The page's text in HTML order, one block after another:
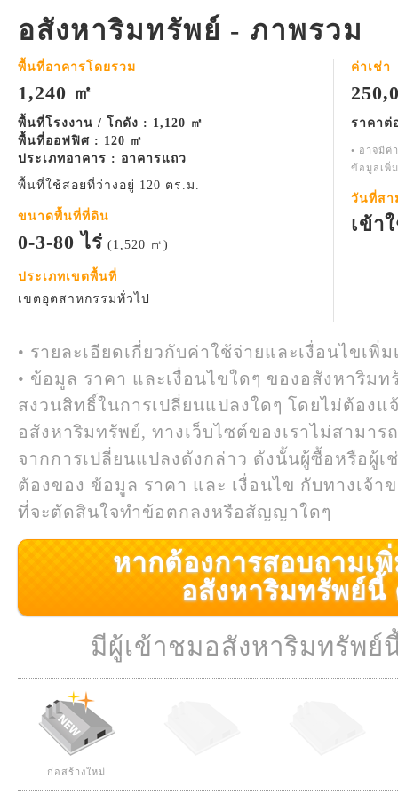
อสังหาริมทรัพย์ - ภาพรวม
พื้นที่อาคารโดยรวม
1,240 ㎡
พื้นที่โรงงาน / โกดัง : 1,120 ㎡
พื้นที่ออฟฟิศ : 120 ㎡
ประเภทอาคาร : อาคารแถว
พื้นที่ใช้สอยที่ว่างอยู่ 120 ตร.ม.
ขนาดพื้นที่ที่ดิน
0-3-80 ไร่ (1,520 ㎡)
ประเภทเขตพื้นที่
เขตอุตสาหกรรมทั่วไป
ค่าเช่า
ราคาต่
• อาจมีค่
ข้อมูลเพิ่
วันที่สา
เข้า
• รายละเอียดเกี่ยวกับค่าใช้จ่ายและเงื่อนไขเ
• ข้อมูล ราคา และเงื่อนไขใดๆ ของอสังหาริม
สงวนสิทธิ์ในการเปลี่ยนแปลงใดๆ โดยไม่ต้องแ
อสังหาริมทรัพย์, ทางเว็บไซต์ของเราไม่สามา
จากการเปลี่ยนแปลงดังกล่าว ดังนั้นผู้ซื้อหรือผู้
ต้องของ ข้อมูล ราคา และ เงื่อนไข กับทางเจ้
ที่จะตัดสินใจทำข้อตกลงหรือสัญญาใดๆ
หากต้องการสอบถามเ
อสังหาริมทรัพย์นี้
มีผู้เข้าชมอสังหาริมทรัพย์
ก่อสร้างใหม่